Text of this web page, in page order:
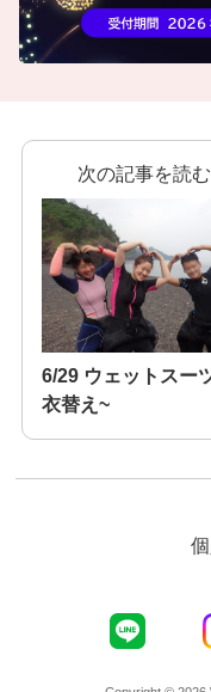
次の記事を読む
6/29 ウェットスー
衣替え~